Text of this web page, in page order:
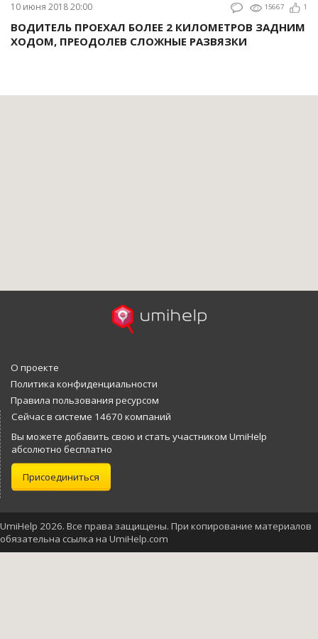
10 июня 2018 20:00 15667 1
ВОДИТЕЛЬ ПРОЕХАЛ БОЛЕЕ 2 КИЛОМЕТРОВ ЗАДНИМ
ХОДОМ, ПРЕОДОЛЕВ СЛОЖНЫЕ РАЗВЯЗКИ
О проекте
Политика конфиденциальности
Правила пользования ресурсом
Сейчас в системе 14670 компаний
Вы можете добавить свою и стать участником UmiHelp
абсолютно бесплатно
Присоединиться
UmiHelp 2026. Все права защищены. При копирование материалов
обязательна ссылка на UmiHelp.com